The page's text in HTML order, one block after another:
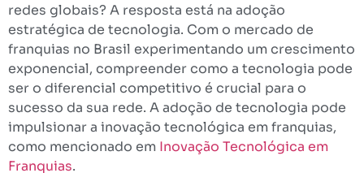
redes globais? A resposta está na adoção
estratégica de tecnologia. Com o mercado de
franquias no Brasil experimentando um crescimento
exponencial, compreender como a tecnologia pode
ser o diferencial competitivo é crucial para o
sucesso da sua rede. A adoção de tecnologia pode
impulsionar a inovação tecnológica em franquias,
como mencionado em Inovação Tecnológica em
Franquias.